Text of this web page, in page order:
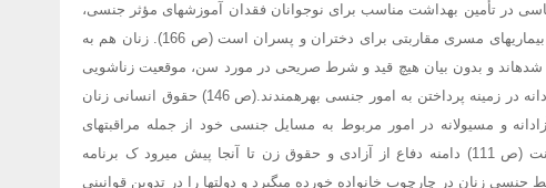
در تأمین بهداشت مناسب برای نوجوانان فقدان آموزشهای مؤثر جنسی،
بخصوص کمبود اطلاعات درباره جلوگیری از بارداری و بیماریهای مسری مقاربتی برای دختران و پسران است (ص 166). زنان هم به
شدهاند و بدون بیان هیچ قید و شرط صریحی در مورد سن، موقعیت زناشویی
یا جهت جنسی، از حقوق انسانی برای تصمیمگیری آزادانه در زمینه پرداختن به امور جنسی بهرهمندند.(ص 146) حقوق انسانی زنان
و مسیولانه در امور مربوط به مسایل جنسی خود از جمله مراقبتهای
جنسی و تناسلی، بدون کار برد اجبار، تبعیض و خشونت (ص 111) دامنه دفاع از آزادی و حقوق زن تا آنجا پیش میرود ک برنامه
زنان در چارچوب خانواده خورده میگیرد و دولتها را در تدوین قوانینی